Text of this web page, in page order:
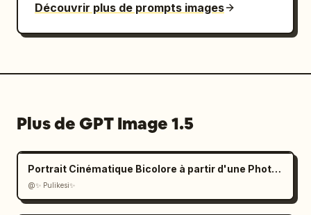
Découvrir plus de prompts images
Plus de GPT Image 1.5
Portrait Cinématique Bicolore à partir d'une Photo Téléchargée
@✨ Pulikesi✨